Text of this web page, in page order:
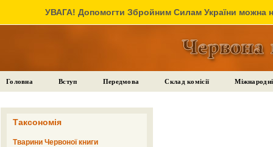
УВАГА! Допомогти Збройним Силам України можна
Головна Вступ Передмова Склад комісії
Таксономія
Тварини Червоної книги